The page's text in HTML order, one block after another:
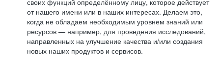
своих функций определённому лицу, которое действует
от нашего имени или в наших интересах. Делаем это,
когда не обладаем необходимым уровнем знаний или
ресурсов — например, для проведения исследований,
направленных на улучшение качества и/или создания
новых наших продуктов и сервисов.